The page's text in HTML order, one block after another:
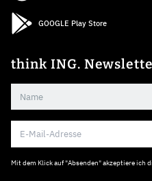
GOOGLE Play Store
think ING.
Mit dem Klick auf "Absenden" akzeptiere ich